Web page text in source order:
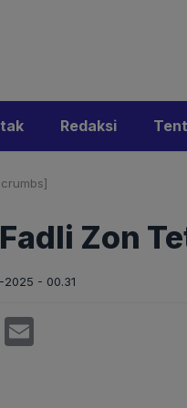
Redaksi
Zon
- 00.31
Mastodon